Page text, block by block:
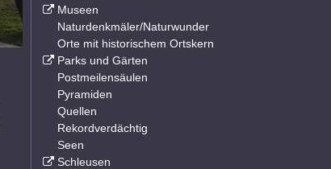
Museen
Naturdenkmäler/Naturwunder
Orte mit historischem Ortskern
Parks und Gärten
Postmeilensäulen
Pyramiden
Quellen
Rekordverdächtig
Seen
Schleusen